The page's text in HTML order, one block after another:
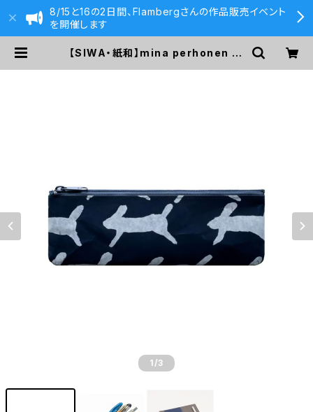
8/15と16の2日間、Flambergさんの作品販売イベント
を開催します
【SIWA・紙和】mina perhonen SI
1 /3